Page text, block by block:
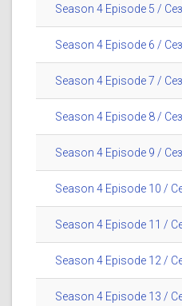
Season 4 Episode 5 /
Season 4 Episode 6 /
Season 4 Episode 7 /
Season 4 Episode 8 /
Season 4 Episode 9 /
Season 4 Episode 10 /
Season 4 Episode 11 /
Season 4 Episode 12 /
Season 4 Episode 13 /